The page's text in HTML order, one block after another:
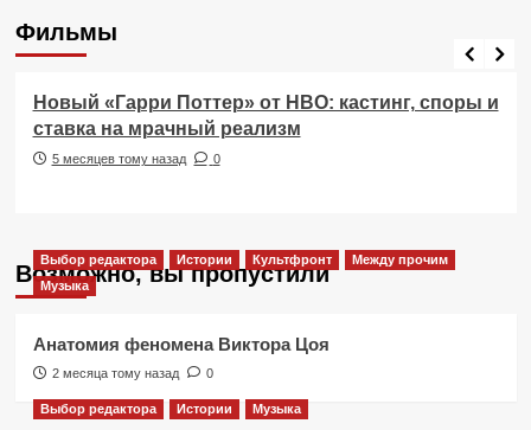
Фильмы
Фильмы
Новый «Гарри Поттер» от HBO: кастинг, споры и
ставка на мрачный реализм
5 месяцев тому назад 0
Возможно, вы пропустили
Выбор редактора Истории Культфронт
Между прочим
Музыка
Анатомия феномена Виктора Цоя
2 месяца тому назад 0
Выбор редактора Истории Музыка